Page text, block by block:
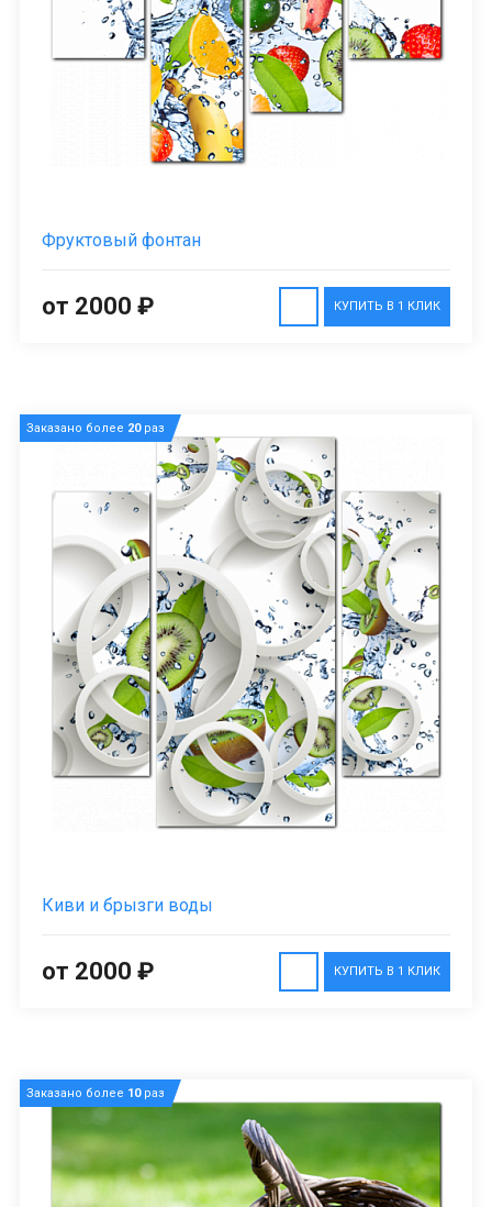
Фруктовый фонтан
КУПИТЬ В 1 КЛИК
от 2000 ₽
Заказано более 20раз
Киви и брызги воды
КУПИТЬ В 1 КЛИК
от 2000 ₽
Заказано более 10раз